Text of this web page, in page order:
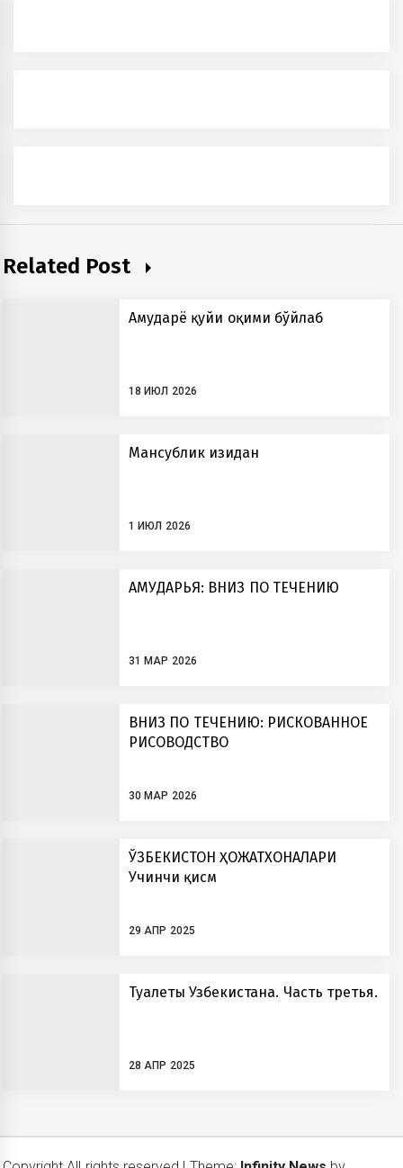
Related Post
Амударё қуйи оқими бўйлаб
18 ИЮЛ 2026
Мансублик изидан
1 ИЮЛ 2026
АМУДАРЬЯ: ВНИЗ ПО ТЕЧЕНИЮ
31 МАР 2026
ВНИЗ ПО ТЕЧЕНИЮ: РИСКОВАННОЕ
РИСОВОДСТВО
30 МАР 2026
ЎЗБЕКИСТОН ҲОЖАТХОНАЛАРИ
Учинчи қисм
29 АПР 2025
Туалеты Узбекистана. Часть третья.
28 АПР 2025